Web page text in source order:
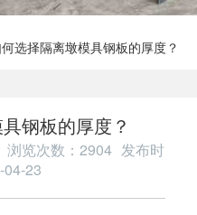
选择隔离墩模具钢板的厚度？
钢板的厚度？
浏览次数：2904 发布时
04-23